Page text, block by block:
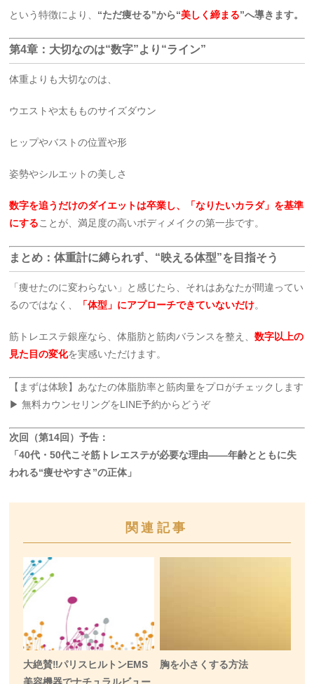
という特徴により、 “ただ痩せる”から“美しく締まる”へ導きます。
第4章：大切なのは“数字”より“ライン”
体重よりも大切なのは、
ウエストや太もものサイズダウン
ヒップやバストの位置や形
姿勢やシルエットの美しさ
数字を追うだけのダイエットは卒業し、「なりたいカラダ」を基準
にすることが、満足度の高いボディメイクの第一歩です。
まとめ：体重計に縛られず、“映える体型”を目指そう
「痩せたのに変わらない」と感じたら、それはあなたが間違ってい
るのではなく、
「体型」にアプローチできていないだけ。
筋トレエステ銀座なら、体脂肪と筋肉バランスを整え、数字以上の
見た目の変化を実感いただけます。
【まずは体験】あなたの体脂肪率と筋肉量をプロがチェックします
▶ 無料カウンセリングをLINE予約からどうぞ
次回（第14回）予告：
「40代・50代こそ筋トレエステが必要な理由——年齢とともに失
われる“痩せやすさ”の正体」
関連記事
大絶賛‼️パリスヒルトンEMS
美容機器でナチュラルビュー
胸を小さくする方法